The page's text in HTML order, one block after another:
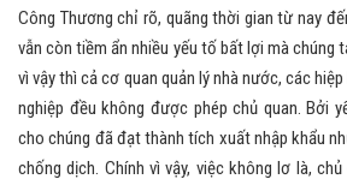
Công Thương chỉ rõ, quãng thời gian từ nay
vẫn còn tiềm ẩn nhiều yếu tố bất lợi mà chúng
vì vậy thì cả cơ quan quản lý nhà nước, các
nghiệp đều không được phép chủ quan. Bởi
cho chúng đã đạt thành tích xuất nhập khẩu
chống dịch. Chính vì vậy, việc không lơ là,